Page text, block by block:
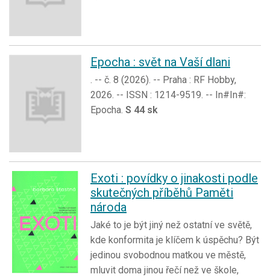
Epocha : svět na Vaší dlani
. -- č. 8 (2026). -- Praha : RF Hobby,
2026. -- ISSN : 1214-9519. -- In#In#:
Epocha. S 44 sk
Exoti : povídky o jinakosti podle
skutečných příběhů Paměti
národa
Jaké to je být jiný než ostatní ve světě,
kde konformita je klíčem k úspěchu? Být
jedinou svobodnou matkou ve městě,
mluvit doma jinou řečí než ve škole,